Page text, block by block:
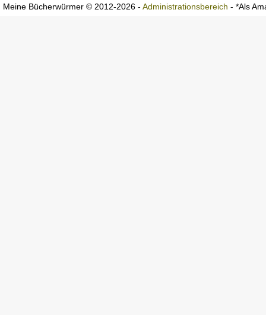
Meine Bücherwürmer © 2012-2026 - Administrationsbereich - *Als